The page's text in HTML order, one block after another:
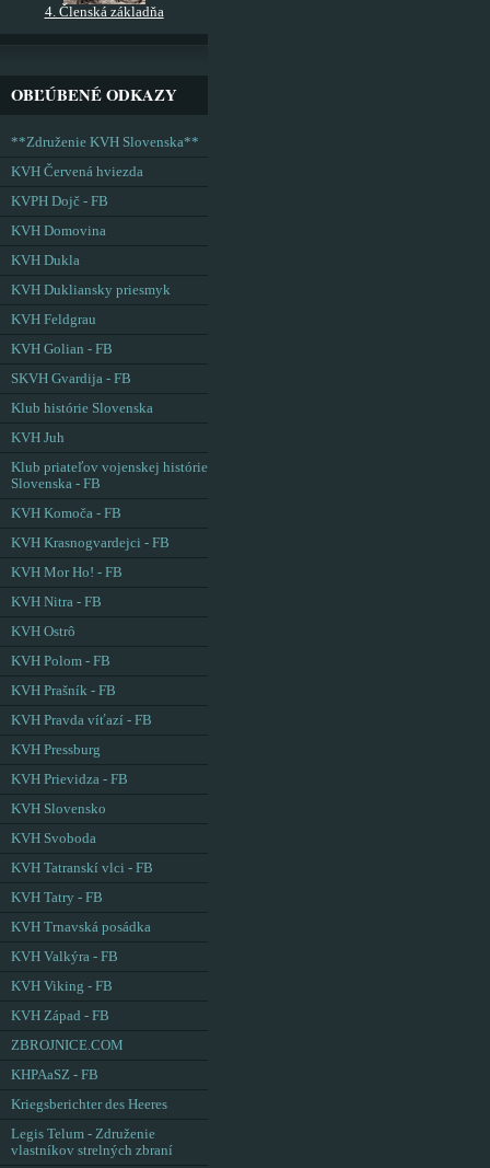
4. Členská základňa
OBĽÚBENÉ ODKAZY
**Združenie KVH Slovenska**
KVH Červená hviezda
KVPH Dojč - FB
KVH Domovina
KVH Dukla
KVH Dukliansky priesmyk
KVH Feldgrau
KVH Golian - FB
SKVH Gvardija - FB
Klub histórie Slovenska
KVH Juh
Klub priateľov vojenskej histórie
Slovenska - FB
KVH Komoča - FB
KVH Krasnogvardejci - FB
KVH Mor Ho! - FB
KVH Nitra - FB
KVH Ostrô
KVH Polom - FB
KVH Prašník - FB
KVH Pravda víťazí - FB
KVH Pressburg
KVH Prievidza - FB
KVH Slovensko
KVH Svoboda
KVH Tatranskí vlci - FB
KVH Tatry - FB
KVH Trnavská posádka
KVH Valkýra - FB
KVH Viking - FB
KVH Západ - FB
ZBROJNICE.COM
KHPAaSZ - FB
Kriegsberichter des Heeres
Legis Telum - Združenie
vlastníkov strelných zbraní